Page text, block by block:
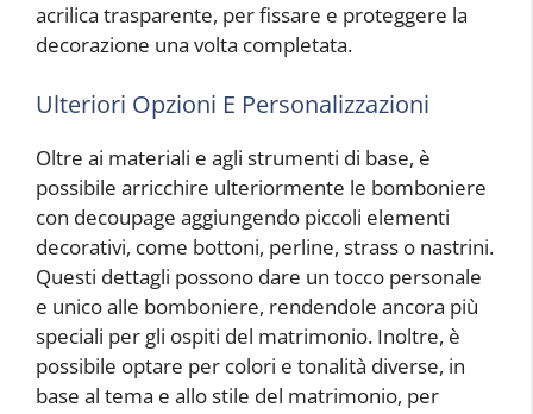
acrilica trasparente, per fissare e proteggere la
decorazione una volta completata.
Ulteriori Opzioni E Personalizzazioni
Oltre ai materiali e agli strumenti di base, è
possibile arricchire ulteriormente le bomboniere
con decoupage aggiungendo piccoli elementi
decorativi, come bottoni, perline, strass o nastrini.
Questi dettagli possono dare un tocco personale
e unico alle bomboniere, rendendole ancora più
speciali per gli ospiti del matrimonio. Inoltre, è
possibile optare per colori e tonalità diverse, in
base al tema e allo stile del matrimonio, per